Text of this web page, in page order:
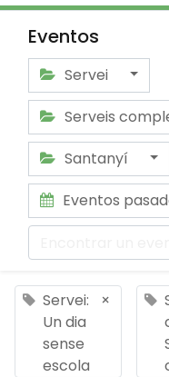
Eventos
Servei
Serveis
Santanyí
Eventos
Servei:
Un dia
sense
escola
×